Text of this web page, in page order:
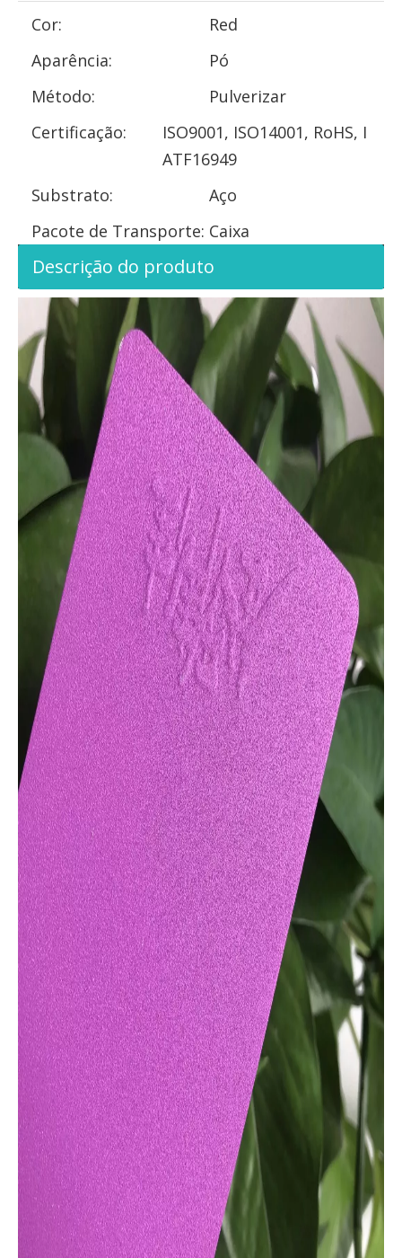
Cor:
Red
Aparência:
Pó
Método:
Pulverizar
Certificação:
ISO9001, ISO14001, RoHS, I
ATF16949
Substrato:
Aço
Pacote de Transporte: Caixa
Descrição do produto